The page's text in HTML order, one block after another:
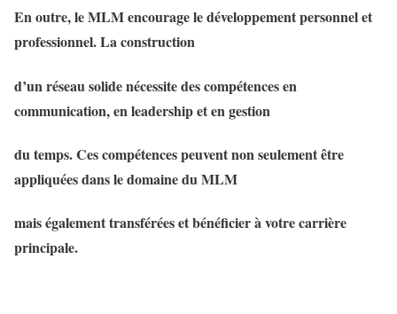
En outre, le MLM encourage le développement personnel et
professionnel. La construction
d’un réseau solide nécessite des compétences en
communication, en leadership et en gestion
du temps. Ces compétences peuvent non seulement être
appliquées dans le domaine du MLM
mais également transférées et bénéficier à votre carrière
principale.